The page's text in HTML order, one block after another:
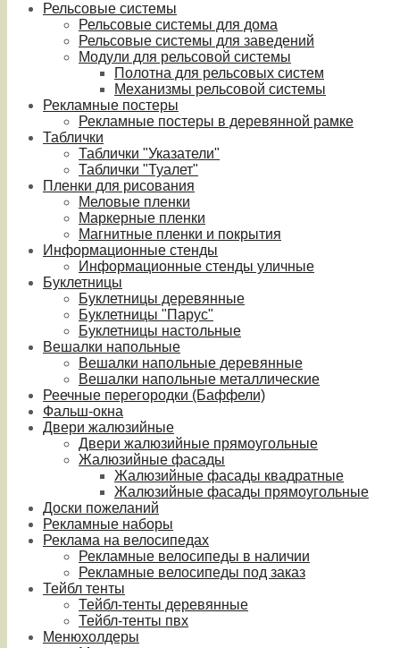
Рельсовые системы
Рельсовые системы для дома
Рельсовые системы для заведений
Модули для рельсовой системы
Полотна для рельсовых систем
Механизмы рельсовой системы
Рекламные постеры
Рекламные постеры в деревянной рамке
Таблички
Таблички "Указатели"
Таблички "Туалет"
Пленки для рисования
Меловые пленки
Маркерные пленки
Магнитные пленки и покрытия
Информационные стенды
Информационные стенды уличные
Буклетницы
Буклетницы деревянные
Буклетницы "Парус"
Буклетницы настольные
Вешалки напольные
Вешалки напольные деревянные
Вешалки напольные металлические
Реечные перегородки (Баффели)
Фальш-окна
Двери жалюзийные
Двери жалюзийные прямоугольные
Жалюзийные фасады
Жалюзийные фасады квадратные
Жалюзийные фасады прямоугольные
Доски пожеланий
Рекламные наборы
Реклама на велосипедах
Рекламные велосипеды в наличии
Рекламные велосипеды под заказ
Тейбл тенты
Тейбл-тенты деревянные
Тейбл-тенты пвх
Менюхолдеры